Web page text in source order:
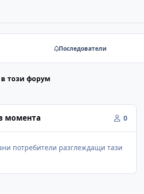
Последователи
този форум
момента 0
потребители разглеждащи тази